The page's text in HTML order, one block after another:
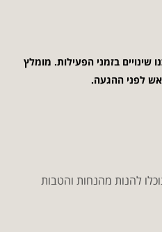
שינויים בזמני הפעילות. מומלץ
לפני ההגעה.
להנות מהנחות והטבות